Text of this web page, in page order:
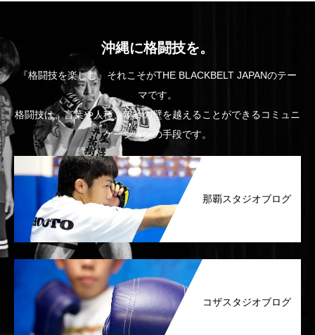
沖縄に格闘技を。
『格闘技を楽しむ』それこそがTHE BLACKBELT JAPANのテー
マです。
格闘技は、言葉や人種、年齢の壁を越えることができるコミュニ
ケーションの手段です。
那覇スタジオブログ
コザスタジオブログ